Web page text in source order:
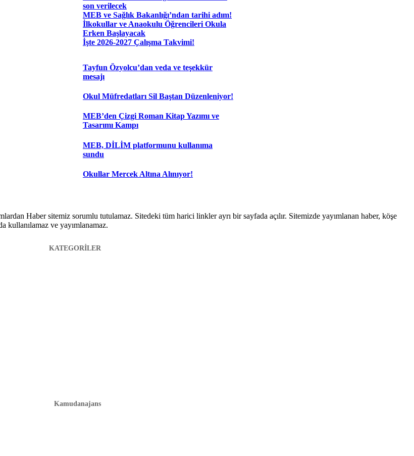
son verilecek
MEB ve Sağlık Bakanlığı’ndan tarihi adım!
İlkokullar ve Anaokulu Öğrencileri Okula
Erken Başlayacak
İşte 2026-2027 Çalışma Takvimi!
Tayfun Özyolcu’dan veda ve teşekkür
mesajı
Okul Müfredatları Sil Baştan Düzenleniyor!
MEB’den Çizgi Roman Kitap Yazımı ve
Tasarımı Kampı
MEB, DİLİM platformunu kullanıma
sundu
Okullar Mercek Altına Alınıyor!
Haber sitemiz sorumlu tutulamaz. Sitedeki tüm harici linkler ayrı bir sayfada açılır. Sitemizde yayımlanan haber, köşe
kullanılamaz ve yayımlanamaz.
KATEGORİLER
Kamudanajans